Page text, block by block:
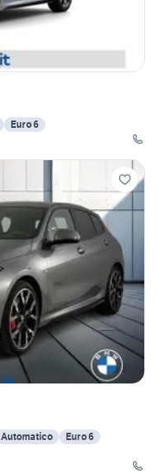
Euro 6
Automatico
Euro 6